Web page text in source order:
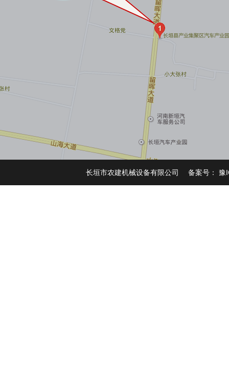
长垣市农建机械设备有限公司 备案号： 豫